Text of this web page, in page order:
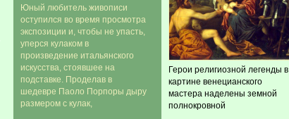
Юный любитель живописи
оступился во время просмотра
экспозиции и, чтобы не упасть,
уперся кулаком в
произведение итальянского
искусства, стоявшее на
подставке. Проделав в
шедевре Паоло Порпоры дыру
размером с кулак,
Герои религиозной легенды в
картине венецианского
мастера наделены земной
полнокровной